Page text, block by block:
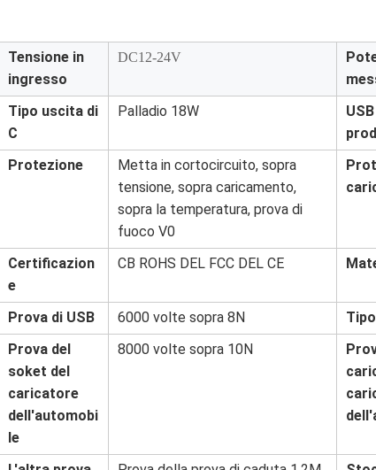
Tensione in
ingresso
DC12-24V
Tipo uscita di
C
Palladio 18W
Protezione
Metta in cortocircuito, sopra
tensione, sopra caricamento,
sopra la temperatura, prova di
fuoco V0
Certificazion
e
CB ROHS DEL FCC DEL CE
Prova di USB 6000 volte sopra 8N
Prova del
soket del
caricatore
dell'automobi
le
8000 volte sopra 10N